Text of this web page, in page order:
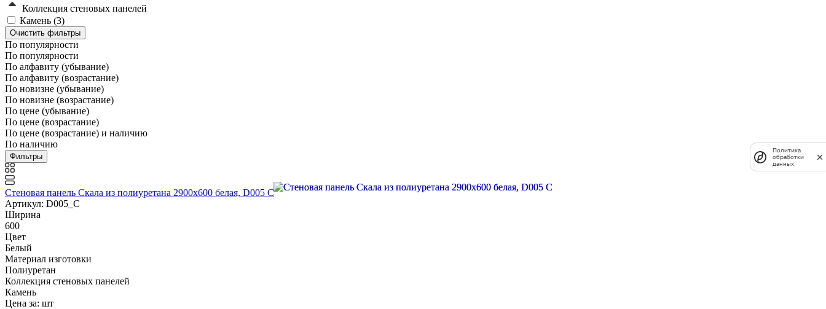
Коллекция стеновых панелей
Камень (3)
По популярности
По популярности
По алфавиту (убывание)
По алфавиту (возрастание)
По новизне (убывание)
По новизне (возрастание)
По цене (убывание)
По цене (возрастание)
По цене (возрастание) и наличию
По наличию
Фильтры
Стеновая панель Скала из полиуретана 2900х600 белая, D005 C
Артикул: D005_C
Ширина
600
Цвет
Белый
Материал изготовки
Полиуретан
Коллекция стеновых панелей
Камень
Цена за: шт
Политика
обработки
данных